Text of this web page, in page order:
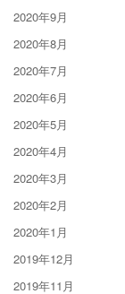
2020年9月
2020年8月
2020年7月
2020年6月
2020年5月
2020年4月
2020年3月
2020年2月
2020年1月
2019年12月
2019年11月